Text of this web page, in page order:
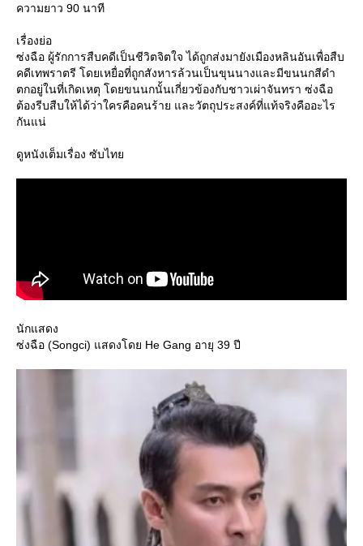
ความยาว 90 นาที
เรื่องย่อ
ซ่งฉือ ผู้รักการสืบคดีเป็นชีวิตจิตใจ ได้ถูกส่งมายังเมืองหลินอันเพื่อสืบ
คดีเทพราตรี โดยเหยื่อที่ถูกสังหารล้วนเป็นขุนนางและมีขนนกสีดำ
ตกอยู่ในที่เกิดเหตุ โดยขนนกนั้นเกี่ยวข้องกับชาวเผ่าจันทรา ซ่งฉือ
ต้องรีบสืบให้ได้ว่าใครคือคนร้าย และวัตถุประสงค์ที่แท้จริงคืออะไร
กันแน่
ดูหนังเต็มเรื่อง ซับไท
นักแสดง
ซ่งฉือ (Songci) แสดงโดย He Gang อายุ 39 ปี